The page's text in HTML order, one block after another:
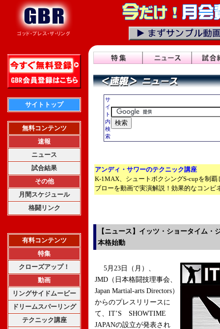
サイトトップ
無料コンテンツ
速報
ニュース
試合結果
その他
月間スケジュール
格闘リンク
有料コンテンツ
特集
クローズアップ！
動画
リングサイドムービー
ドリームスパーリング
テクニック講座
サ
イ
ト
内
検
索
アンディ・サワーのテクニック講座
K-1MAX、シュートボクシングS-cupを制
ブローを動画で実演解説！効果的なコンビ
【ニュース】イッツ・ショータイム・
本格始動
5月23日（月）、
JMD（日本格闘技理事会、
Japan Martial-arts Directors）
からのプレスリリースに
て、IT’S SHOWTIME
JAPANの設立が発表され